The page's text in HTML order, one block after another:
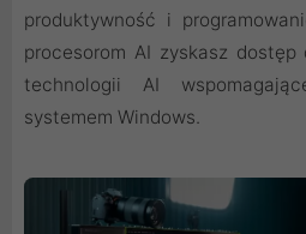
produktywność i
procesorom AI zyskasz dostęp
technologii AI
systemem Windows.